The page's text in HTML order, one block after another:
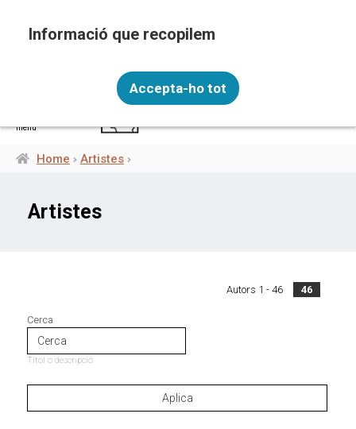
menú
Breadcrumb
Home Artistes
Artistes
Autors 1 - 46 46
Cerca
Títol o descripció
personal amb les següents finalitats: Funcionalitat,
Accepta-ho tot